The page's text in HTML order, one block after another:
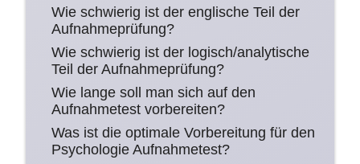
Wie schwierig ist der englische Teil der
Aufnahmeprüfung?
Wie schwierig ist der logisch/analytische
Teil der Aufnahmeprüfung?
Wie lange soll man sich auf den
Aufnahmetest vorbereiten?
Was ist die optimale Vorbereitung für den
Psychologie Aufnahmetest?